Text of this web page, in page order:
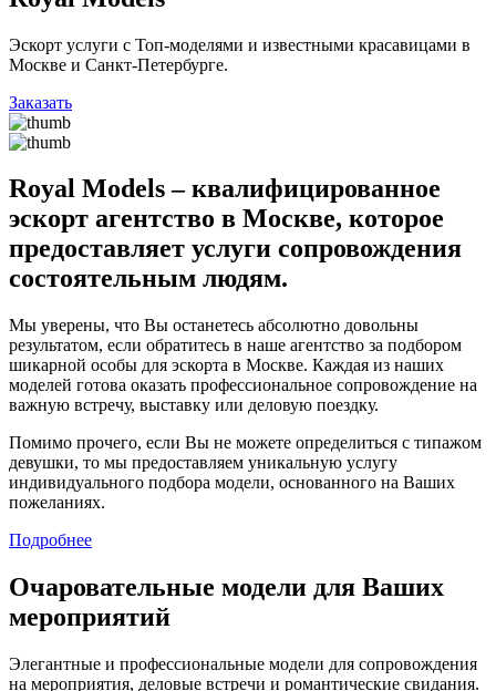
Эскорт услуги с Топ-моделями и известными красавицами в
Москве и Санкт-Петербурге.
Заказать
Royal Models – квалифицированное
эскорт агентство в Москве, которое
предоставляет услуги сопровождения
состоятельным людям.
Мы уверены, что Вы останетесь абсолютно довольны
результатом, если обратитесь в наше агентство за подбором
шикарной особы для эскорта в Москве. Каждая из наших
моделей готова оказать профессиональное сопровождение на
важную встречу, выставку или деловую поездку.
Помимо прочего, если Вы не можете определиться с типажом
девушки, то мы предоставляем уникальную услугу
индивидуального подбора модели, основанного на Ваших
пожеланиях.
Подробнее
Очаровательные модели для Ваших
мероприятий
Элегантные и профессиональные модели для сопровождения
на мероприятия, деловые встречи и романтические свидания.